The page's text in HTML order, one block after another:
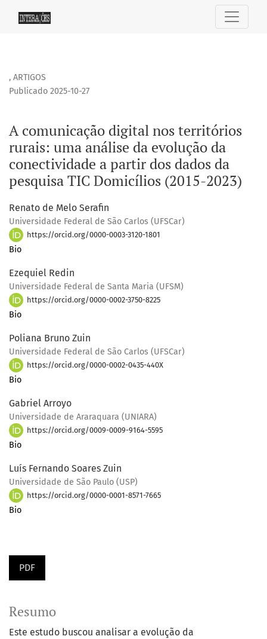
A comunicação digital nos territórios rurais: uma análise
, ARTIGOS
A comunicação digital nos territórios
rurais: uma análise da evolução da
conectividade a partir dos dados da
pesquisa TIC Domicílios (2015-2023)
Publicado 2025-10-27
Renato de Melo Serafin
Universidade Federal de São Carlos (UFSCar)
https://orcid.org/0000-0003-3120-1801
Bio
Ezequiel Redin
Universidade Federal de Santa Maria (UFSM)
https://orcid.org/0000-0002-3750-8225
Bio
Poliana Bruno Zuin
Universidade Federal de São Carlos (UFSCar)
https://orcid.org/0000-0002-0435-440X
Bio
Gabriel Arroyo
Universidade de Araraquara (UNIARA)
https://orcid.org/0009-0009-9164-5595
Bio
Luís Fernando Soares Zuin
Universidade de São Paulo (USP)
https://orcid.org/0000-0001-8571-7665
Bio
PDF
Resumo
Este estudo buscou analisar a evolução da